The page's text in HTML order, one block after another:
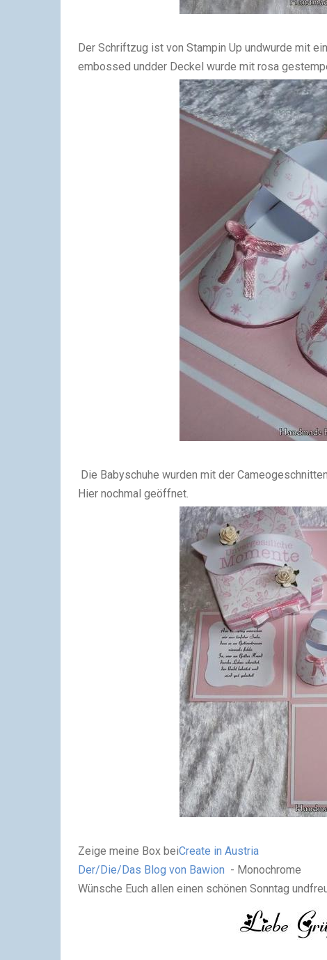
Der Schriftzug ist von Stampin Up undwurde mit
embossed undder Deckel wurde mit rosa
Die Babyschuhe wurden mit der
Hier nochmal geöffnet.
Zeige meine Box beiCreate in Austria
Der/Die/Das Blog von Bawion - Monochrome
Wünsche Euch allen einen schönen Sonntag